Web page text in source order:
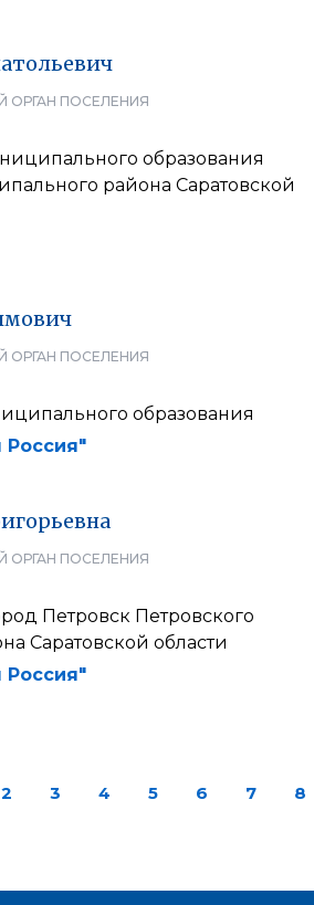
ОРГАН ПОСЕЛЕНИЯ
образования
района Саратовской
ОРГАН ПОСЕЛЕНИЯ
образования
Россия"
ОРГАН ПОСЕЛЕНИЯ
Петровск Петровского
Саратовской области
Россия"
2 3 4 5 6 7 8